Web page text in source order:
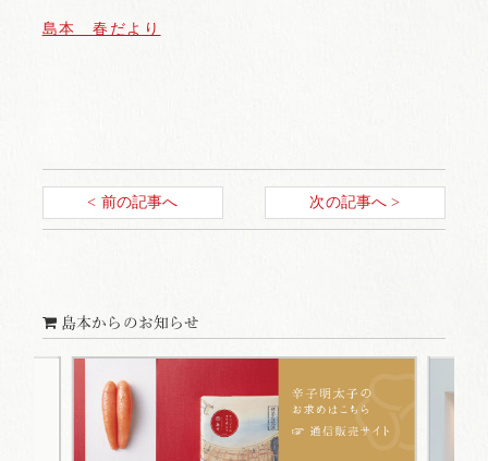
島本 春だより
< 前の記事へ 次の記事へ >
島本からのお知らせ